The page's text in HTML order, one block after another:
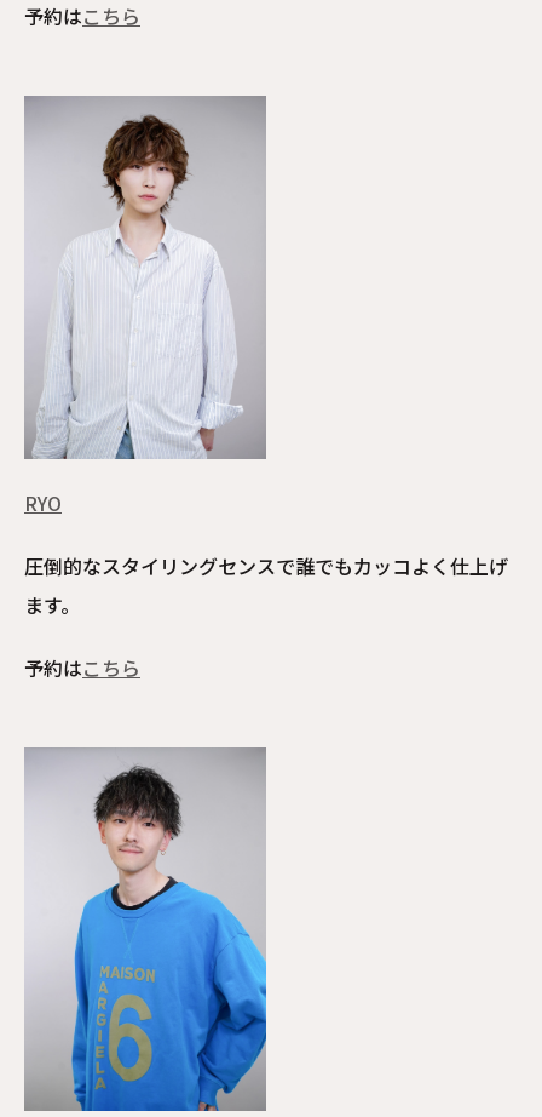
予約はこちら
RYO
圧倒的なスタイリングセンスで誰でもカッコよく仕上げ
ます。
予約はこちら